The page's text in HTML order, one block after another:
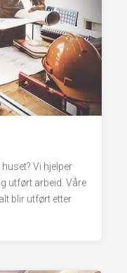
Vi hjelper
utført arbeid. Våre
blir utført etter